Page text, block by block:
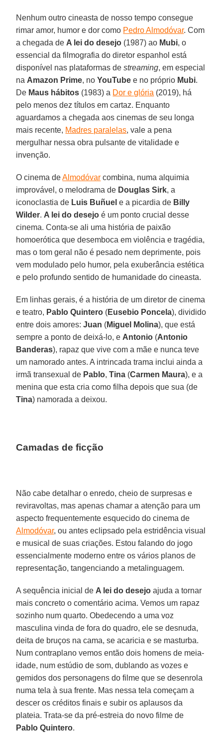
Nenhum outro cineasta de nosso tempo consegue
rimar amor, humor e dor como Pedro Almodóvar. Com
a chegada de A lei do desejo (1987) ao Mubi, o
essencial da filmografia do diretor espanhol está
disponível nas plataformas destreaming, em especial
na Amazon Prime, noYouTube e no próprio Mubi.
De Maus hábitos (1983) a Dor e glória (2019), há
pelo menos dez títulos em cartaz. Enquanto
aguardamos a chegada aos cinemas de seu longa
mais recente, Madres paralelas, vale a pena
mergulhar nessa obra pulsante de vitalidade e
invenção.
O cinema deAlmodóvar combina, numa alquimia
improvável, o melodrama de Douglas Sirk, a
iconoclastia de Luis Buñuel e a picardia de Billy
Wilder. A lei do desejo é um ponto crucial desse
cinema. Conta-se ali uma história de paixão
homoerótica que desemboca em violência e tragédia,
mas o tom geral não é pesado nem deprimente, pois
vem modulado pelo humor, pela exuberância estética
e pelo profundo sentido de humanidade do cineasta.
Em linhas gerais, é a história de um diretor de cinema
e teatro, Pablo Quintero (Eusebio Poncela), dividido
entre dois amores:Juan (Miguel Molina), que está
sempre a ponto de deixá-lo, e Antonio (Antonio
Banderas), rapaz que vive com a mãe e nunca teve
um namorado antes. A intrincada trama inclui ainda a
irmã transexual de Pablo,Tina (Carmen Maura), e a
menina que esta cria como filha depois que sua (de
Tina) namorada a deixou.
Camadas de ficção
Não cabe detalhar o enredo, cheio de surpresas e
reviravoltas, mas apenas chamar a atenção para um
aspecto frequentemente esquecido do cinema de
Almodóvar, ou antes eclipsado pela estridência visual
e musical de suas criações. Estou falando do jogo
essencialmente moderno entre os vários planos de
representação, tangenciando a metalinguagem.
A sequência inicial de A lei do desejo ajuda a tornar
mais concreto o comentário acima. Vemos um rapaz
sozinho num quarto. Obedecendo a uma voz
masculina vinda de fora do quadro, ele se desnuda,
deita de bruços na cama, se acaricia e se masturba.
Num contraplano vemos então dois homens de meia-
idade, num estúdio de som, dublando as vozes e
gemidos dos personagens do filme que se desenrola
numa tela à sua frente. Mas nessa tela começam a
descer os créditos finais e subir os aplausos da
plateia. Trata-se da pré-estreia do novo filme de
Pablo Quintero.